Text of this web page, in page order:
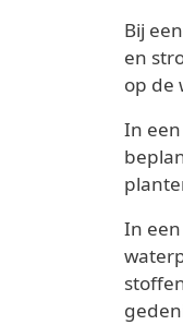
Bij een
en
op de
In een
In een